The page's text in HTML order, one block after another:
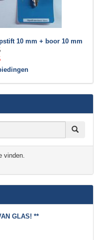
10 mm + boor 10 mm
vinden.
GLAS! **